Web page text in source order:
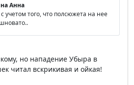
Анна
учетом того, что полсюжета на нее
но нападение Убыра в
читал вскрикивая и ойкая!